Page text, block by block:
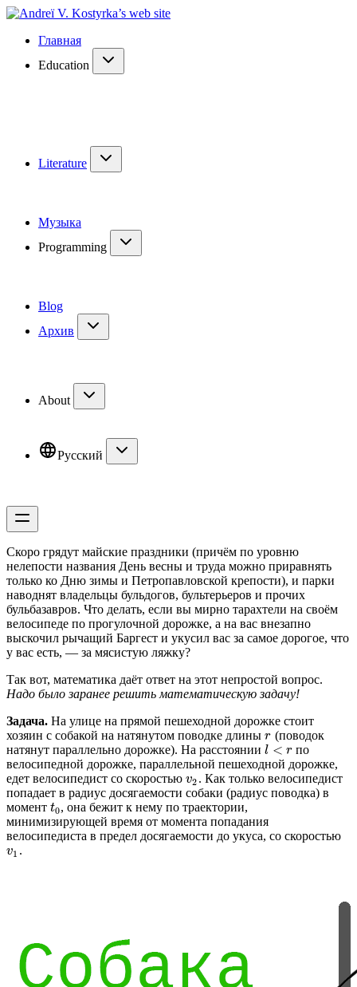
Главная
Education
Literature
Музыка
Programming
Blog
Архив
About
Русский
Скоро грядут майские праздники (причём по уровню
нелепости названия День весны и труда можно приравнять
только ко Дню зимы и Петропавловской крепости), и парки
наводнят владельцы бульдогов, бультерьеров и прочих
бульбазавров. Что делать, если вы мирно тарахтели на своём
велосипеде по прогулочной дорожке, а на вас внезапно
выскочил рычащий Баргест и укусил вас за самое дорогое, что
у вас есть, — за мясистую ляжку?
Так вот, математика даёт ответ на этот непростой вопрос.
Надо было заранее решить математическую задачу!
Задача. На улице на прямой пешеходной дорожке стоит
хозяин с собакой на натянутом поводке длины r
r (поводок
натянут параллельно дорожке). На расстоянии l < r
l<r
по
велосипедной дорожке, параллельной пешеходной дорожке,
едет велосипедист со скоростью v2
v2. Как только велосипедист
попадает в радиус досягаемости собаки (радиус поводка) в
момент t0
t0, она бежит к нему по траектории,
минимизирующей время от момента попадания
велосипедиста в предел досягаемости до укуса, со скоростью
v1
v1 .